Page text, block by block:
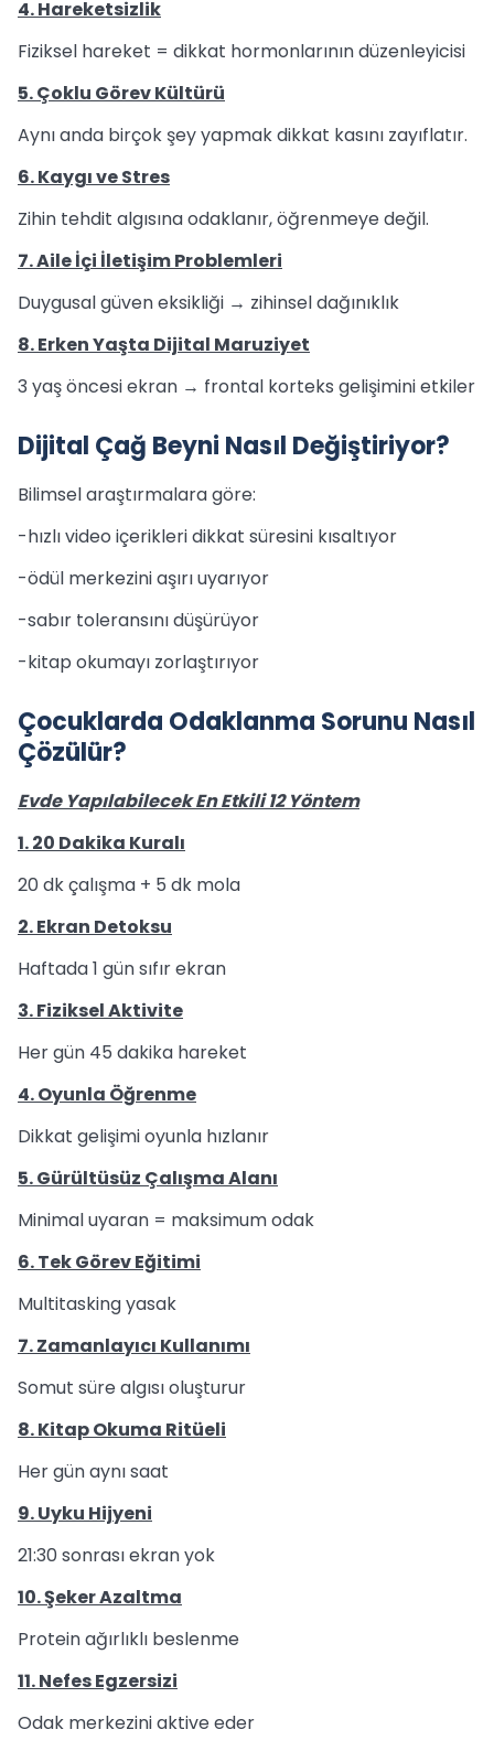
4. Hareketsizlik
Fiziksel hareket = dikkat hormonlarının düzenleyicisi
5. Çoklu Görev Kültürü
Aynı anda birçok şey yapmak dikkat kasını zayıflatır.
6. Kaygı ve Stres
Zihin tehdit algısına odaklanır, öğrenmeye değil.
7. Aile İçi İletişim Problemleri
Duygusal güven eksikliği → zihinsel dağınıklık
8. Erken Yaşta Dijital Maruziyet
3 yaş öncesi ekran → frontal korteks gelişimini etkiler
Dijital Çağ Beyni Nasıl Değiştiriyor?
Bilimsel araştırmalara göre:
-hızlı video içerikleri dikkat süresini kısaltıyor
-ödül merkezini aşırı uyarıyor
-sabır toleransını düşürüyor
-kitap okumayı zorlaştırıyor
Çocuklarda Odaklanma Sorunu Nasıl
Çözülür?
Evde Yapılabilecek En Etkili 12 Yöntem
1. 20 Dakika Kuralı
20 dk çalışma + 5 dk mola
2. Ekran Detoksu
Haftada 1 gün sıfır ekran
3. Fiziksel Aktivite
Her gün 45 dakika hareket
4. Oyunla Öğrenme
Dikkat gelişimi oyunla hızlanır
5. Gürültüsüz Çalışma Alanı
Minimal uyaran = maksimum odak
6. Tek Görev Eğitimi
Multitasking yasak
7. Zamanlayıcı Kullanımı
Somut süre algısı oluşturur
8. Kitap Okuma Ritüeli
Her gün aynı saat
9. Uyku Hijyeni
21:30 sonrası ekran yok
10. Şeker Azaltma
Protein ağırlıklı beslenme
11. Nefes Egzersizi
Odak merkezini aktive eder